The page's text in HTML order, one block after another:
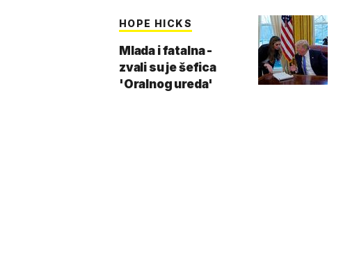
HOPE HICKS
Mlada i fatalna -
zvali su je šefica
'Oralnog ureda'